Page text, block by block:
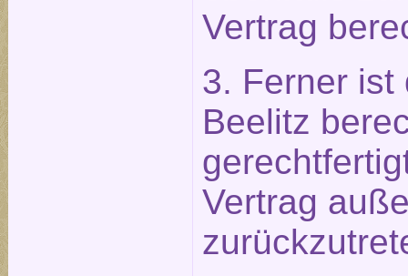
Vertrag
3. Ferner ist
Beelitz
Vertrag